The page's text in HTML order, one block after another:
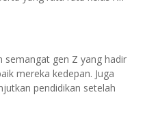
semangat gen Z yang hadir
mereka kedepan. Juga
pendidikan setelah